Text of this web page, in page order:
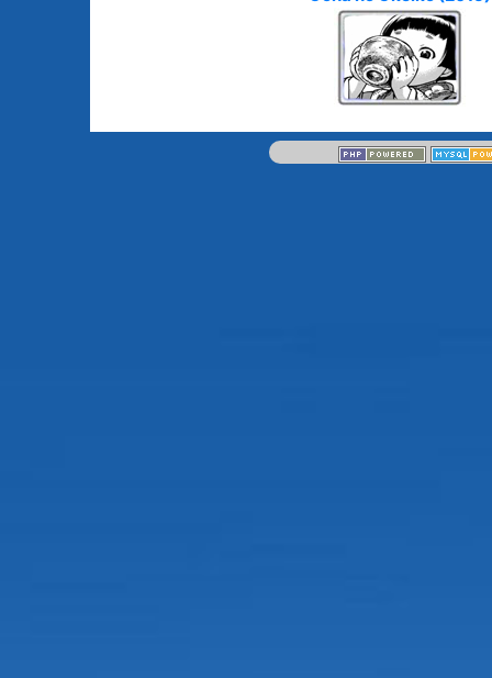
Animes licenciés
Animes abandonnés
Tous les animes (604)
Mangas terminés
(Privés) (132)
Mangas terminés